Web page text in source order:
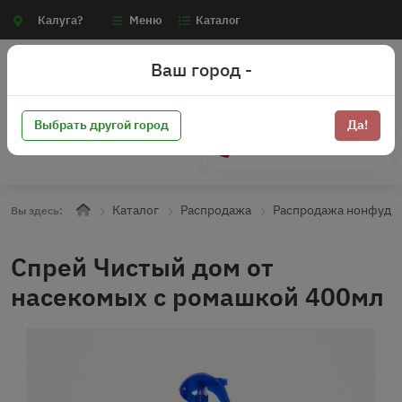
Калуга? Меню Каталог
Вы здесь: Каталог Распродажа Распродажа нонфуд
Спрей Чистый дом от
насекомых с ромашкой 400мл
Ваш город -
Выбрать другой город Да!